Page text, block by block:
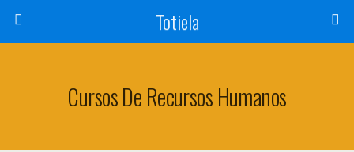
Totiela
Cursos De Recursos Humanos